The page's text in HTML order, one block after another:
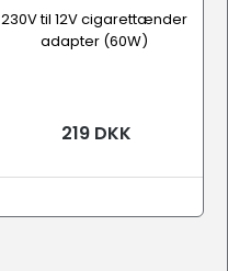
230V til 12V cigarettænder
adapter (60W)
219 DKK